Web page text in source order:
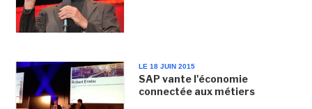
LE 18 JUIN 2015
SAP vante l'économie
connectée aux métiers